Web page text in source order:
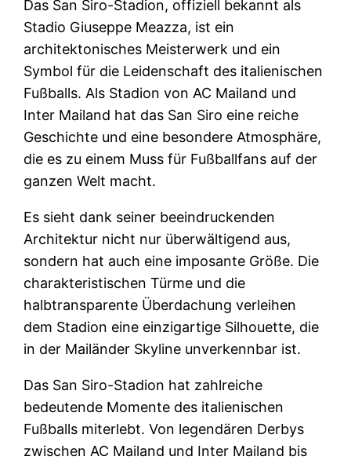
Das San Siro-Stadion, offiziell bekannt als
Stadio Giuseppe Meazza, ist ein
architektonisches Meisterwerk und ein
Symbol für die Leidenschaft des italienischen
Fußballs. Als Stadion von AC Mailand und
Inter Mailand hat das San Siro eine reiche
Geschichte und eine besondere Atmosphäre,
die es zu einem Muss für Fußballfans auf der
ganzen Welt macht.
Es sieht dank seiner beeindruckenden
Architektur nicht nur überwältigend aus,
sondern hat auch eine imposante Größe. Die
charakteristischen Türme und die
halbtransparente Überdachung verleihen
dem Stadion eine einzigartige Silhouette, die
in der Mailänder Skyline unverkennbar ist.
Das San Siro-Stadion hat zahlreiche
bedeutende Momente des italienischen
Fußballs miterlebt. Von legendären Derbys
zwischen AC Mailand und Inter Mailand bis